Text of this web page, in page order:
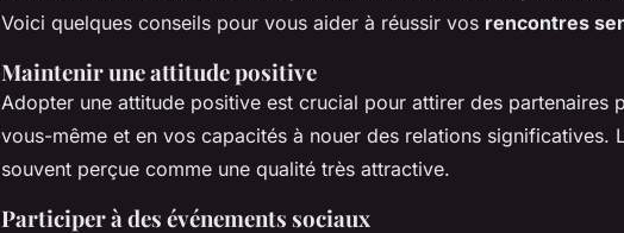
Voici quelques conseils pour vous aider à réussir vos rencontres
Maintenir une attitude positive
Adopter une attitude positive est crucial pour attirer des partenaires
vous-même et en vos capacités à nouer des relations significatives.
souvent perçue comme une qualité très attractive.
Participer à des événements sociaux